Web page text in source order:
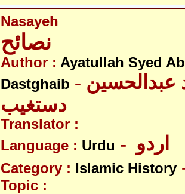
Nasayeh
نصائح
Author : Ayatullah Syed
Dastghaib - آیت اللہ سیّد عبدالحسین
دستغیب
Translator :
Language : Urdu
Category : Islamic History
Topic :